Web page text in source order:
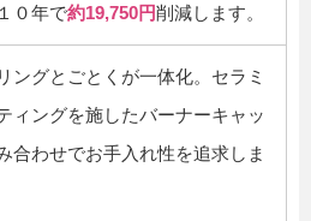
０年で約19,750円削減します。
ングとごとくが一体化。セラミ
ィングを施したバーナーキャッ
合わせでお手入れ性を追求しま